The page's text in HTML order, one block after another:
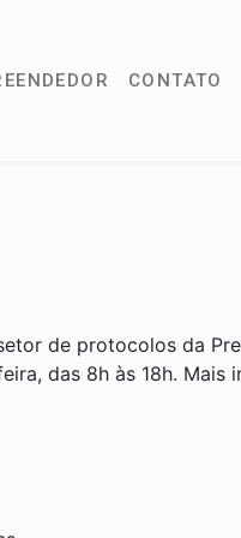
CONTATO
de protocolos da
das 8h às 18h. Mais